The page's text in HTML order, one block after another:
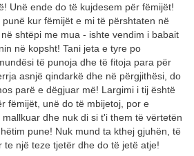
Unë ende do të kujdesem për fëmijët!
kur fëmijët e mi të përshtaten në
shtëpi me mua - ishte vendim i babait
në kopsht! Tani jeta e tyre po
të punoja dhe të fitoja para për
asnjë qindarkë dhe në përgjithësi, do
parë e dëgjuar më! Largimi i tij është
fëmijët, unë do të mbijetoj, por e
dhe nuk di si t'i them të vërtetën
pune! Nuk mund ta kthej gjuhën, të
te një teze tjetër dhe do të jetë atje!